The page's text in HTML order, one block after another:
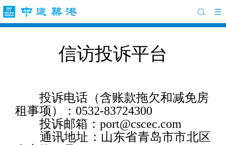
信访投诉平台
投诉电话（含账款拖欠和减免房
租事项）：0532-83724300
投诉邮箱：port@cscec.com
通讯地址：山东省青岛市市北区